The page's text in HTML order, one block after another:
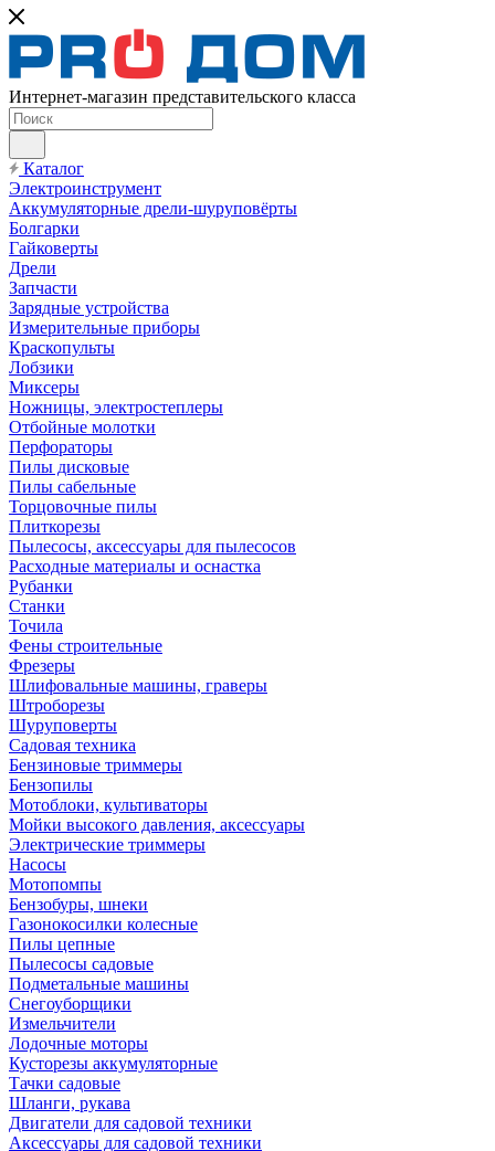
Интернет-магазин представительского класса
Каталог
Электроинструмент
Аккумуляторные дрели-шуруповёрты
Болгарки
Гайковерты
Дрели
Запчасти
Зарядные устройства
Измерительные приборы
Краскопульты
Лобзики
Миксеры
Ножницы, электростеплеры
Отбойные молотки
Перфораторы
Пилы дисковые
Пилы сабельные
Торцовочные пилы
Плиткорезы
Пылесосы, аксессуары для пылесосов
Расходные материалы и оснастка
Рубанки
Станки
Точила
Фены строительные
Фрезеры
Шлифовальные машины, граверы
Штроборезы
Шуруповерты
Садовая техника
Бензиновые триммеры
Бензопилы
Мотоблоки, культиваторы
Мойки высокого давления, аксессуары
Электрические триммеры
Насосы
Мотопомпы
Бензобуры, шнеки
Газонокосилки колесные
Пилы цепные
Пылесосы садовые
Подметальные машины
Снегоуборщики
Измельчители
Лодочные моторы
Кусторезы аккумуляторные
Тачки садовые
Шланги, рукава
Двигатели для садовой техники
Аксессуары для садовой техники